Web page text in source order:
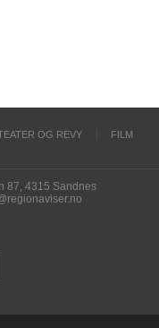
OG REVY
FILM
87, 4315 Sandnes